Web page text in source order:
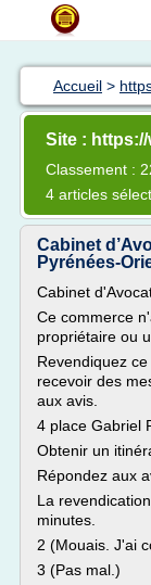
Accueil >
Site :
Classement :
4 articles
Cabinet
Pyrénées-
Cabinet
Ce commerce
propriétaire ou
Revendiquez
recevoir des
aux avis.
4 place Gabriel
Obtenir un
Répondez aux
La
minutes.
2 (Mouais. J'ai
3 (Pas mal.)